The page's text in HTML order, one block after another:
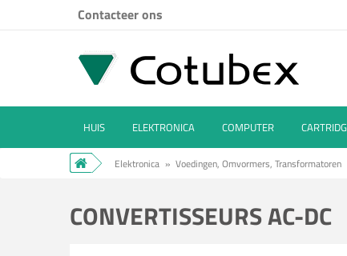
Contacteer ons
HUIS ELEKTRONICA COMPUTER
Elektronica » Voedingen, Omvormers, Transformatoren
CONVERTISSEURS AC-DC